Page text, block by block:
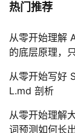
热门推荐
从零开始理解
的底层原理，
从零开始写好
L.md 剖析
从零开始理解
词预测如何长